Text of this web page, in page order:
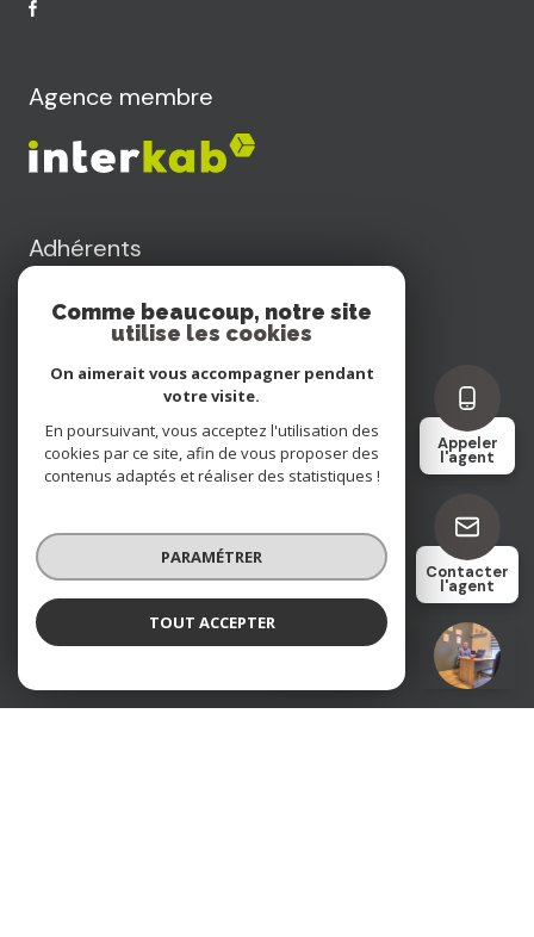
Remi ENTE
Appeler
l'agent
Contacter
l'agent
Agence membre
Adhérents
Nos honoraires
Nos partenaires
Mentions légales
Admin
Comme beaucoup, notre site
utilise les cookies
On aimerait vous accompagner pendant
votre visite.
En poursuivant, vous acceptez l'utilisation des
cookies par ce site, afin de vous proposer des
contenus adaptés et réaliser des statistiques !
PARAMÉTRER
TOUT ACCEPTER